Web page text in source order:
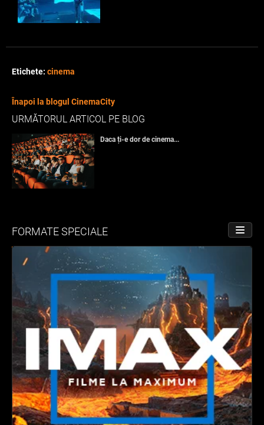
Etichete: cinema
Înapoi la blogul CinemaCity
URMĂTORUL ARTICOL PE BLOG
Daca ți-e dor de cinema...
FORMATE SPECIALE